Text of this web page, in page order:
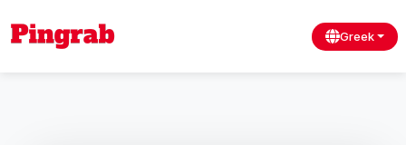
Greek